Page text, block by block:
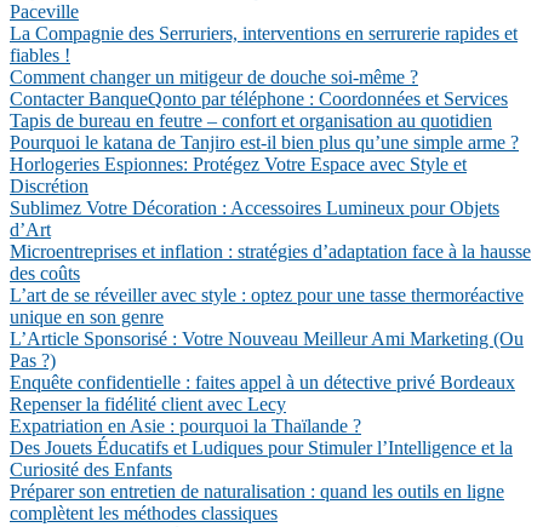
Paceville
La Compagnie des Serruriers, interventions en serrurerie rapides et
fiables !
Comment changer un mitigeur de douche soi-même ?
Contacter BanqueQonto par téléphone : Coordonnées et Services
Tapis de bureau en feutre – confort et organisation au quotidien
Pourquoi le katana de Tanjiro est-il bien plus qu’une simple arme ?
Horlogeries Espionnes: Protégez Votre Espace avec Style et
Discrétion
Sublimez Votre Décoration : Accessoires Lumineux pour Objets
d’Art
Microentreprises et inflation : stratégies d’adaptation face à la hausse
des coûts
L’art de se réveiller avec style : optez pour une tasse thermoréactive
unique en son genre
L’Article Sponsorisé : Votre Nouveau Meilleur Ami Marketing (Ou
Pas ?)
Enquête confidentielle : faites appel à un détective privé Bordeaux
Repenser la fidélité client avec Lecy
Expatriation en Asie : pourquoi la Thaïlande ?
Des Jouets Éducatifs et Ludiques pour Stimuler l’Intelligence et la
Curiosité des Enfants
Préparer son entretien de naturalisation : quand les outils en ligne
complètent les méthodes classiques